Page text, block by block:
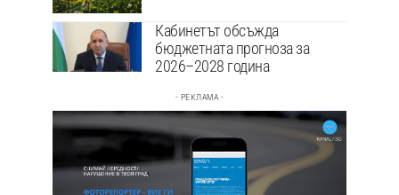
Кабинетът обсъжда
бюджетната прогноза за
2026–2028 година
- РЕКЛАМА -